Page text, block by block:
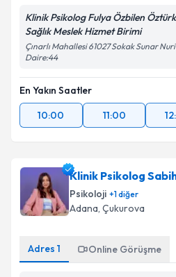
Klinik Psikolog Fulya Özbilen
Sağlık Meslek Hizmet Birimi
Çınarlı Mahallesi 61027 Sokak Sunar
Daire:44
En Yakın Saatler
10:00
11:00
Klinik Psikolog
Psikoloji +1diğer
Adana, Çukurova
Adres 1 Online Görüşme